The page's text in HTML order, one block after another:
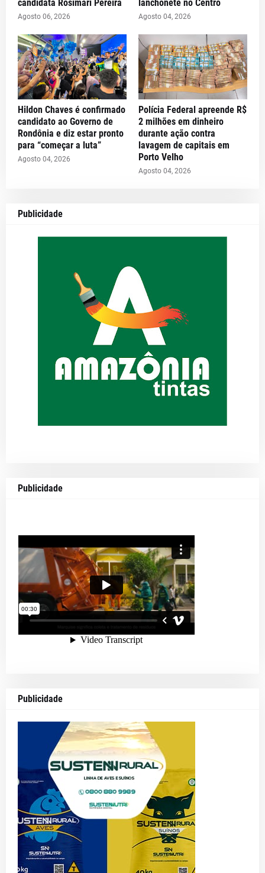
candidata Rosimari Pereira
Agosto 06, 2026
lanchonete no Centro
Agosto 04, 2026
Hildon Chaves é confirmado
candidato ao Governo de
Rondônia e diz estar pronto
para “começar a luta”
Agosto 04, 2026
Polícia Federal apreende R$
2 milhões em dinheiro
durante ação contra
lavagem de capitais em
Porto Velho
Agosto 04, 2026
Publicidade
Publicidade
Publicidade